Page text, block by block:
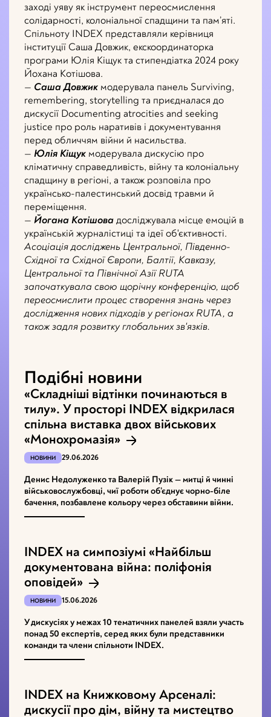
заході уяву як інструмент переосмислення
солідарності, колоніальної спадщини та пам’яті.
Спільноту INDEX представляли керівниця
інституції Саша Довжик, екскоординаторка
програми Юлія Кіщук та стипендіатка 2024 року
Йохана Котішова.
— Саша Довжик модерувала панель Surviving,
remembering, storytelling та приєдналася до
дискусії Documenting atrocities and seeking
justice про роль наративів і документування
перед обличчям війни й насильства.
— Юлія Кіщук модерувала дискусію про
кліматичну справедливість, війну та колоніальну
спадщину в регіоні, а також розповіла про
українсько-палестинський досвід травми й
переміщення.
— Йогана Котішова досліджувала місце емоцій в
українській журналістиці та ідеї об'єктивності.
Асоціація досліджень Центральної, Південно-
Східної та Східної Європи, Балтії, Кавказу,
Центральної та Північної Азії RUTA
започаткувала свою щорічну конференцію, щоб
переосмислити процес створення знань через
дослідження нових підходів у регіонах RUTA, а
також задля розвитку глобальних зв'язків.
Подібні новини
«Складніші відтінки починаються в
тилу». У просторі INDEX відкрилася
спільна виставка двох військових
«Монохромазія»
НОВИНИ 29.06.2026
Денис Недолуженко та Валерій Пузік — митці й чинні
військовослужбовці, чиї роботи об’єднує чорно-біле
бачення, позбавлене кольору через обставини війни.
INDEX на симпозіумі «Найбільш
документована війна: поліфонія
оповідей»
НОВИНИ 15.06.2026
У дискусіях у межах 10 тематичних панелей взяли участь
понад 50 експертів, серед яких були представники
команди та члени спільноти INDEX.
INDEX на Книжковому Арсеналі:
дискусії про дім, війну та мистецтво